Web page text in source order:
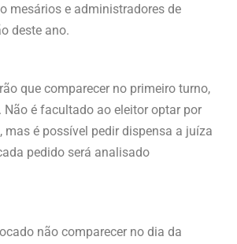
mesários e administradores de
deste ano.
que comparecer no primeiro turno,
Não é facultado ao eleitor optar por
mas é possível pedir dispensa a juíza
pedido será analisado
não comparecer no dia da